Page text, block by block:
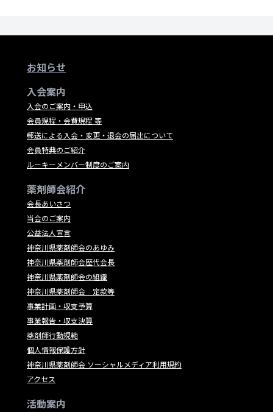
お知らせ
入会案内
入会のご案内・申込
会員規程・会費規程 等
郵送による入会・変更・退会の届出について
会員特典のご紹介
ルーキーメンバー制度のご案内
薬剤師会紹介
会長あいさつ
当会のご案内
公益法人宣言
神奈川県薬剤師会のあゆみ
神奈川県薬剤師会歴代会長
神奈川県薬剤師会の組織
神奈川県薬剤師会 定款等
事業計画・収支予算
事業報告・収支決算
薬剤師行動規範
個人情報保護方針
神奈川県薬剤師会 ソーシャルメディア利用規約
アクセス
活動案内